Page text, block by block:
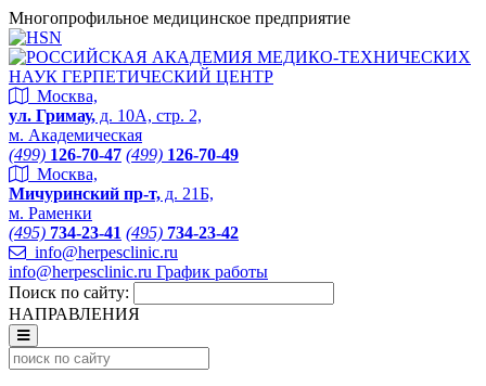
Многопрофильное медицинское предприятие
Москва,
ул. Гримау, д. 10А, стр. 2,
м. Академическая
(499) 126-70-47 (499) 126-70-49
Москва,
Мичуринский пр-т, д. 21Б,
м. Раменки
(495) 734-23-41 (495) 734-23-42
info@herpesclinic.ru
info@herpesclinic.ru График работы
Поиск по сайту:
НАПРАВЛЕНИЯ